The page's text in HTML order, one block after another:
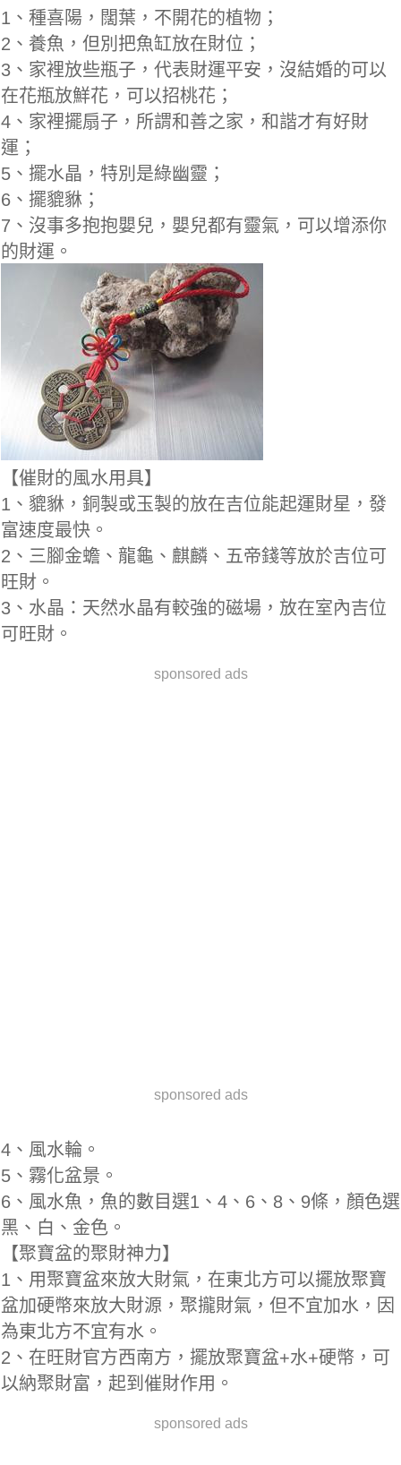
1、種喜陽，闊葉，不開花的植物；
2、養魚，但別把魚缸放在財位；
3、家裡放些瓶子，代表財運平安，沒結婚的可以
在花瓶放鮮花，可以招桃花；
4、家裡擺扇子，所謂和善之家，和諧才有好財
運；
5、擺水晶，特別是綠幽靈；
6、擺貔貅；
7、沒事多抱抱嬰兒，嬰兒都有靈氣，可以增添你
的財運。
【催財的風水用具】
1、貔貅，銅製或玉製的放在吉位能起運財星，發
富速度最快。
2、三腳金蟾、龍龜、麒麟、五帝錢等放於吉位可
旺財。
3、水晶：天然水晶有較強的磁場，放在室內吉位
可旺財。
sponsored ads
sponsored ads
4、風水輪。
5、霧化盆景。
6、風水魚，魚的數目選1、4、6、8、9條，顏色選
黑、白、金色。
【聚寶盆的聚財神力】
1、用聚寶盆來放大財氣，在東北方可以擺放聚寶
盆加硬幣來放大財源，聚攏財氣，但不宜加水，因
為東北方不宜有水。
2、在旺財官方西南方，擺放聚寶盆+水+硬幣，可
以納聚財富，起到催財作用。
sponsored ads